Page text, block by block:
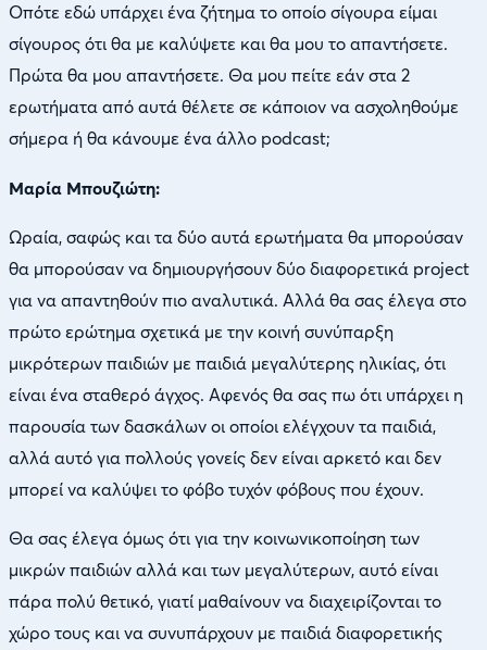
Οπότε εδώ υπάρχει ένα ζήτημα το οποίο σίγουρα είμαι
σίγουρος ότι θα με καλύψετε και θα μου το απαντήσετε.
Πρώτα θα μου απαντήσετε. Θα μου πείτε εάν στα 2
ερωτήματα από αυτά θέλετε σε κάποιον να ασχοληθούμε
σήμερα ή θα κάνουμε ένα άλλο podcast;
Μαρία Μπουζιώτη:
Ωραία, σαφώς και τα δύο αυτά ερωτήματα θα μπορούσαν
θα μπορούσαν να δημιουργήσουν δύο διαφορετικά project
για να απαντηθούν πιο αναλυτικά. Αλλά θα σας έλεγα στο
πρώτο ερώτημα σχετικά με την κοινή συνύπαρξη
μικρότερων παιδιών με παιδιά μεγαλύτερης ηλικίας, ότι
είναι ένα σταθερό άγχος. Αφενός θα σας πω ότι υπάρχει η
παρουσία των δασκάλων οι οποίοι ελέγχουν τα παιδιά,
αλλά αυτό για πολλούς γονείς δεν είναι αρκετό και δεν
μπορεί να καλύψει το φόβο τυχόν φόβους που έχουν.
Θα σας έλεγα όμως ότι για την κοινωνικοποίηση των
μικρών παιδιών αλλά και των μεγαλύτερων, αυτό είναι
πάρα πολύ θετικό, γιατί μαθαίνουν να διαχειρίζονται το
χώρο τους και να συνυπάρχουν με παιδιά διαφορετικής